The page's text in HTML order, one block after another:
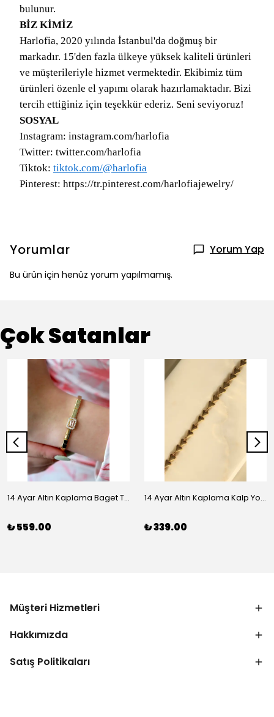
bulunur.
BİZ KİMİZ
Harlofia, 2020 yılında İstanbul'da doğmuş bir
markadır. 15'den fazla ülkeye yüksek kaliteli ürünleri
ve müşterileriyle hizmet vermektedir. Ekibimiz tüm
ürünleri özenle el yapımı olarak hazırlamaktadır. Bizi
tercih ettiğiniz için teşekkür ederiz. Seni seviyoruz!
SOSYAL
Instagram: instagram.com/harlofia
Twitter: twitter.com/harlofia
Tiktok: tiktok.com/@harlofia
Pinterest: https://tr.pinterest.com/harlofiajewelry/
Yorumlar Yorum Yap
Bu ürün için henüz yorum yapılmamış.
Çok Satanlar
14 Ayar Altın Kaplama Baget Taşlı Vip Bileklik
₺ 559.00
14 Ayar Altın Kaplama Kalp Yolu Bileklik
₺ 339.00
Müşteri Hizmetleri
Hakkımızda
Satış Politikaları